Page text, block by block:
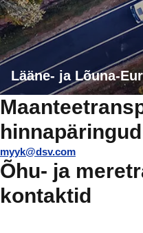
Lääne- ja Lõuna-
hinnapäringud
myyk@dsv.com
Õhu- ja
kontaktid